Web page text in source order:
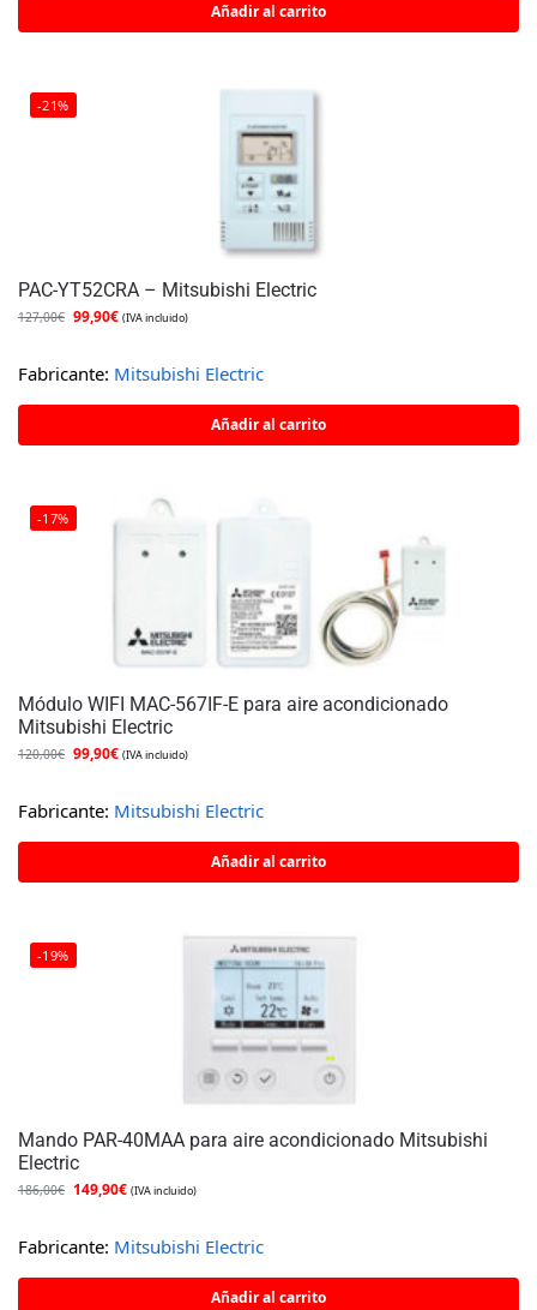
Añadir al carrito
-21%
PAC-YT52CRA – Mitsubishi Electric
127,00€ 99,90€ (IVA incluido)
Fabricante: Mitsubishi Electric
Añadir al carrito
-17%
Módulo WIFI MAC-567IF-E para aire acondicionado
Mitsubishi Electric
120,00€ 99,90€ (IVA incluido)
Fabricante: Mitsubishi Electric
Añadir al carrito
-19%
Mando PAR-40MAA para aire acondicionado Mitsubishi
Electric
186,00€ 149,90€ (IVA incluido)
Fabricante: Mitsubishi Electric
Añadir al carrito